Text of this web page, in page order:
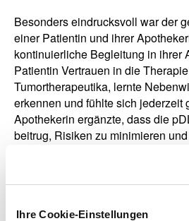
Ihre Cookie-Einstellungen
Besonders eindrucksvoll war der
einer Patientin und ihrer
kontinuierliche Begleitung in ihrer
Patientin Vertrauen in die
Tumortherapeutika, lernte
erkennen und fühlte sich jederzeit
Apothekerin ergänzte, dass die
beitrug, Risiken zu minimieren
Selbstwirksamkeit zu stärken –
pharmazeutische Betreuung in